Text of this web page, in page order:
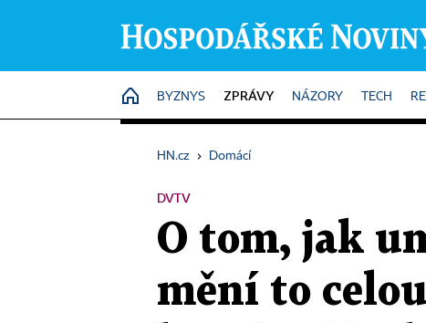
HOME
BYZNYS ZPRÁVY NÁZORY TECH
HN.cz › Domácí
DVTV
O tom, jak
mění to